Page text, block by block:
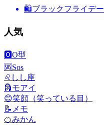
🛍ブラックフライデー
人気
🅾️O型
🆘Sos
♌ しし座
🗿モアイ
😊笑顔（笑っている目）
📝 メモ
🍊みかん